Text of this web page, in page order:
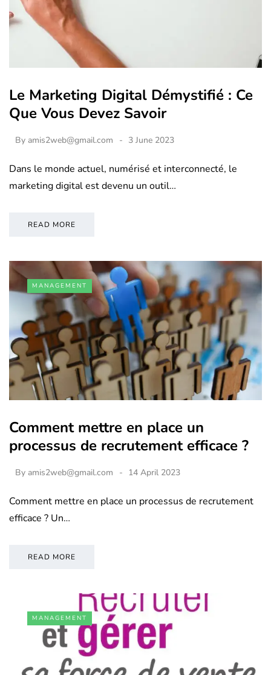
Le Marketing Digital Démystifié : Ce
Que Vous Devez Savoir
By amis2web@gmail.com 3 June 2023
Dans le monde actuel, numérisé et interconnecté, le
marketing digital est devenu un outil…
READ MORE
MANAGEMENT
Comment mettre en place un
processus de recrutement efficace ?
By amis2web@gmail.com 14 April 2023
Comment mettre en place un processus de recrutement
efficace ? Un…
READ MORE
MANAGEMENT